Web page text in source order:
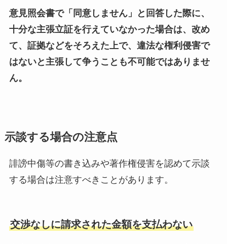
意見照会書で「同意しません」と回答した際に、
十分な主張立証を行えていなかった場合は、改め
て、証拠などをそろえた上で、違法な権利侵害で
はないと主張して争うことも不可能ではありませ
ん。
示談する場合の注意点
誹謗中傷等の書き込みや著作権侵害を認めて示談
する場合は注意すべきことがあります。
交渉なしに請求された金額を支払わない